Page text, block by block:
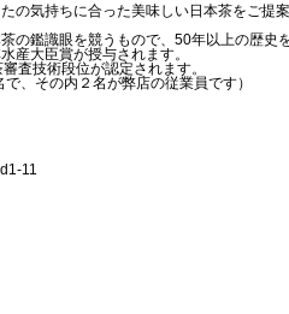
の気持ちに合った美味しい日本茶をご提案
の鑑識眼を競うもので、50年以上の歴史
産大臣賞が授与されます。
査技術段位が認定されます。
、その内２名が弊店の従業員です）
11